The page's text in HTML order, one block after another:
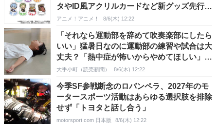
タやID風アクリルカードなど新グッズ先行販
売フェアを開催中♪
アニメ！アニメ！ 8/6(木) 12:22
「それなら運動部を辞めて吹奏楽部にしたら
いい」猛暑日なのに運動部の練習や試合は大
丈夫？「熱中症が怖いからやめてほしい」
「チームの輪が崩れるから干渉しないで」
大手小町（読売新聞） 8/6(木) 12:22
今季SF参戦断念のロバンペラ、2027年のモ
ータースポーツ活動はあらゆる選択肢を排除
せず「トヨタと話し合う」
motorsport.com 日本版 8/6(木) 12:22